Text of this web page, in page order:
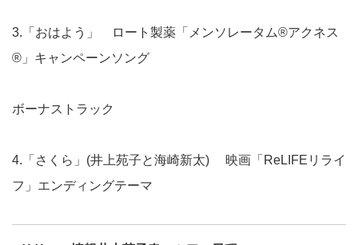
3.「おはよう」 ロート製薬「メンソレータム®アクネス
®」キャンペーンソング
ボーナストラック
4.「さくら」(井上苑子と海崎新太) 映画「ReLIFEリライ
フ」エンディングテーマ